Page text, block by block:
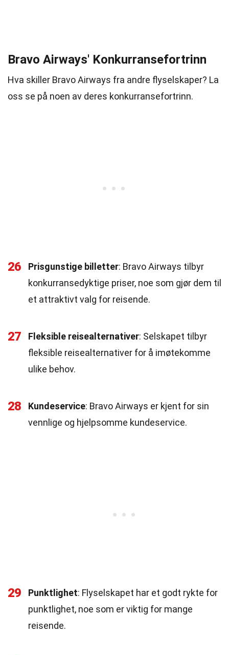
Bravo Airways' Konkurransefortrinn
Hva skiller Bravo Airways fra andre flyselskaper? La
oss se på noen av deres konkurransefortrinn.
26 Prisgunstige billetter: Bravo Airways tilbyr
konkurransedyktige priser, noe som gjør dem til
et attraktivt valg for reisende.
27 Fleksible reisealternativer: Selskapet tilbyr
fleksible reisealternativer for å imøtekomme
ulike behov.
28 Kundeservice: Bravo Airways er kjent for sin
vennlige og hjelpsomme kundeservice.
29 Punktlighet: Flyselskapet har et godt rykte for
punktlighet, noe som er viktig for mange
reisende.